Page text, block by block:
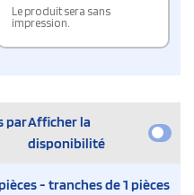
Le produit sera sans
impression.
parAfficher la
disponibilité
- tranches de 1 pièces